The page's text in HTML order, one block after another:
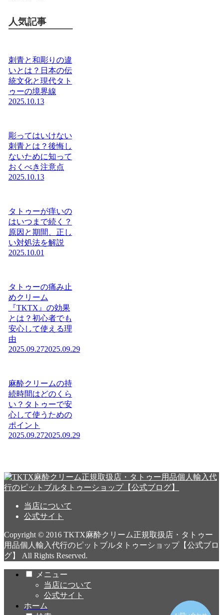
人気記事
刺青と和彫りの違
いとは？日本の伝
統文化と現代タト
ゥーの境界線
2025.10.13
彫ってはいけない
刺青とは？後悔し
ないために知って
おくべき注意点
2025.10.13
タトゥーが痒いの
はいつまで続く？
原因と期間、正し
い対処法を解説
2025.10.01
タトゥーの痛み止
めクリーム
『TKTX』の効果
とは？初心者でも
安心して使える理
由
2025.09.272025.09.29
麻酔クリームの持
続時間はどのくら
い？タトゥーで安
心して使うための
ポイント
2025.09.272025.09.29
当店について
公式サイト
Copyright © 2016 TKTX麻酔クリーム正規取扱店・タトゥー
用品個人輸入代行のピットブルタトゥーショップ【公式ブロ
グ】 All Rights Reserved.
メニュー
当店について
公式サイト
ホーム